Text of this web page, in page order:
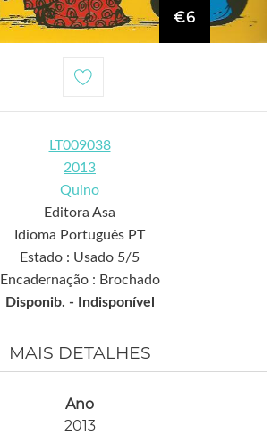
€6
LT009038
2013
Quino
Editora Asa
Idioma Português PT
Estado : Usado 5/5
Encadernação : Brochado
Disponib. - Indisponível
MAIS DETALHES
Ano
2013